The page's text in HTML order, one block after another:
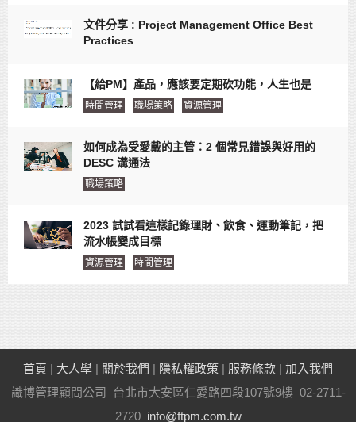
文件分享 : Project Management Office Best
Practices
【給PM】產品，應該要定期砍功能，人生也是
時間管理 職場策略 資源管理
如何成為受愛戴的主管：2 個常見錯誤與好用的
DESC 溝通法
職場策略
2023 試試看這樣記錄理財、飲食、運動筆記，把
流水帳變成目標
資源管理 時間管理
首頁 | 大人學 | 關於我們 | 隱私權政策 | 服務條款 | 加入我們
識博管理顧問公司 台北市大安區仁愛路四段107號9樓 02-2711-
2720 info@ftpm.com.tw